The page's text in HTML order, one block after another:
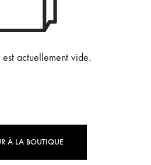
actuellement vide.
À LA BOUTIQUE